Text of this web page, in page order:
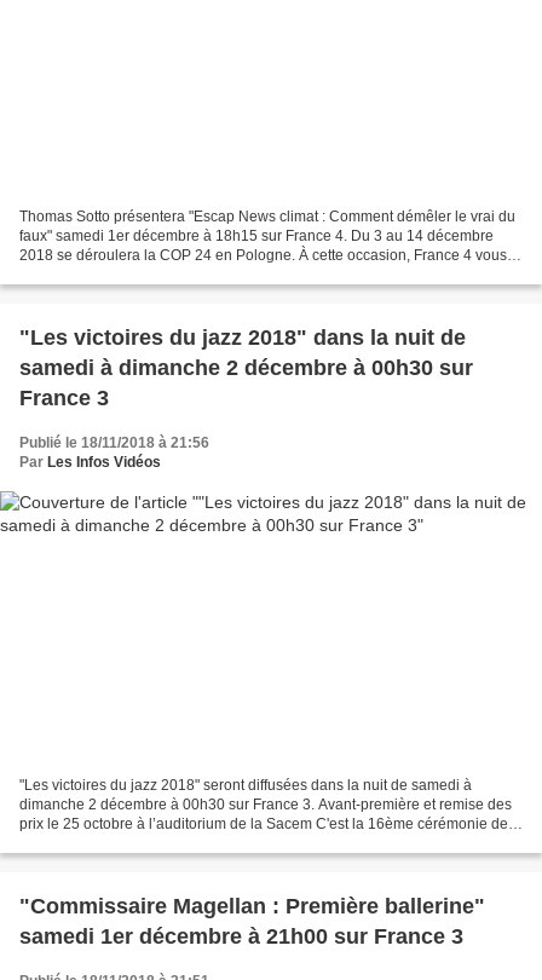
Thomas Sotto présentera "Escap News climat : Comment démêler le vrai du
faux" samedi 1er décembre à 18h15 sur France 4. Du 3 au 14 décembre
2018 se déroulera la COP 24 en Pologne. À cette occasion, France 4 vous
"Les victoires du jazz 2018" dans la nuit de
samedi à dimanche 2 décembre à 00h30 sur
France 3
Publié le 18/11/2018 à 21:56
Par Les Infos Vidéos
"Les victoires du jazz 2018" seront diffusées dans la nuit de samedi à
dimanche 2 décembre à 00h30 sur France 3. Avant-première et remise des
prix le 25 octobre à l’auditorium de la Sacem C'est la 16ème cérémonie des
"Commissaire Magellan : Première ballerine"
samedi 1er décembre à 21h00 sur France 3